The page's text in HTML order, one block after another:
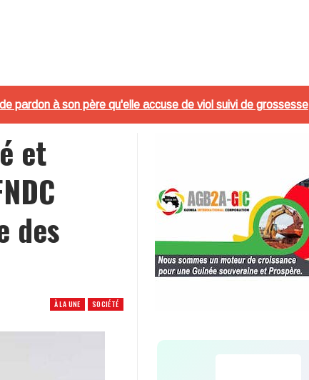
pardon à son père qu'elle accuse de viol suivi de grossesse
et
des
À LA UNE SOCIÉTÉ